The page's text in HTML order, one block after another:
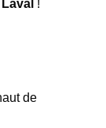
!
de